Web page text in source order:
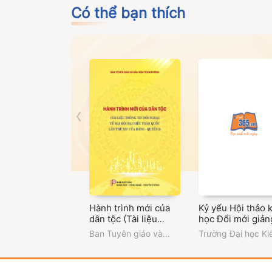
Có thể bạn thích
Hành trình mới của
dân tộc (Tài liệu
thông tin đối ngoại
về Đại hội đại biểu
của Đảng - Quyển 3)
Ban Tuyên giáo và
Kỷ yếu Hội thảo
học Đổi mới
dạy các môn Lý
chính trị trong
và hội nhập
Trường Đại học